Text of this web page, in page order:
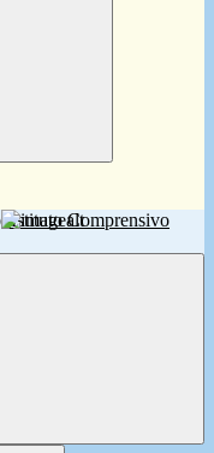
Istituto Comprensivo